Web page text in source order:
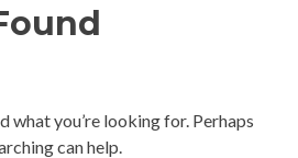
what you’re looking for. Perhaps
can help.